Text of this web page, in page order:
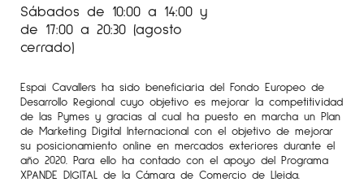
Sábados de 10:00 a 14:00 y
de 17:00 a 20:30 (agosto
cerrado)
Espai Cavallers ha sido beneficiaria del Fondo Europeo de
Desarrollo Regional cuyo objetivo es mejorar la competitividad
de las Pymes y gracias al cual ha puesto en marcha un Plan
de Marketing Digital Internacional con el objetivo de mejorar
su posicionamiento online en mercados exteriores durante el
año 2020. Para ello ha contado con el apoyo del Programa
XPANDE DIGITAL de la Cámara de Comercio de Lleida.